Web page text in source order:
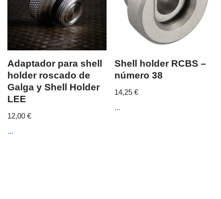
Adaptador para shell
holder roscado de
Galga y Shell Holder
LEE
12,00 €
...
Shell holder RCBS –
número 38
14,25€
...